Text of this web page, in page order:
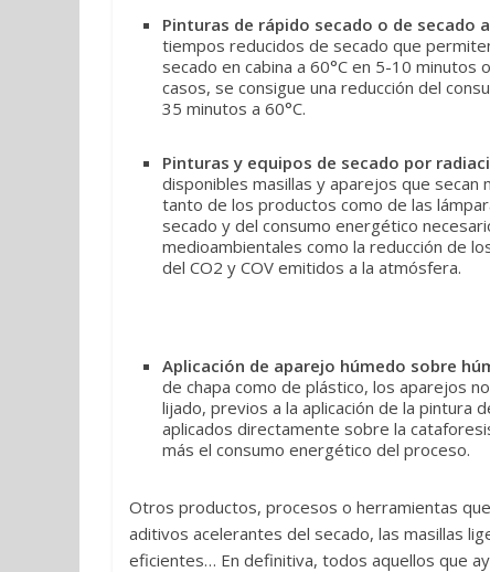
Pinturas de rápido secado o de secado
tiempos reducidos de secado que
secado en cabina a 60°C en 5-10 minutos
casos, se consigue una reducción del
35 minutos a 60°C.
Pinturas y equipos de secado por
disponibles masillas y aparejos que secan
tanto de los productos como de las
secado y del consumo energético
medioambientales como la reducción de
del CO2 y COV emitidos a la atmósfera.
Aplicación de aparejo húmedo sobre
de chapa como de plástico, los aparejos
lijado, previos a la aplicación de la pintura
aplicados directamente sobre la
más el consumo energético del proceso.
Otros productos, procesos o herramientas
aditivos acelerantes del secado, las masillas
eficientes… En definitiva, todos aquellos que